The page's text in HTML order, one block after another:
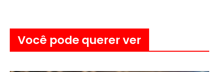
Você pode querer ver